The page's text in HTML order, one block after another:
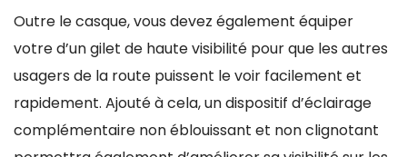
Outre le casque, vous devez également équiper
votre d’un gilet de haute visibilité pour que les autres
usagers de la route puissent le voir facilement et
rapidement. Ajouté à cela, un dispositif d’éclairage
complémentaire non éblouissant et non clignotant